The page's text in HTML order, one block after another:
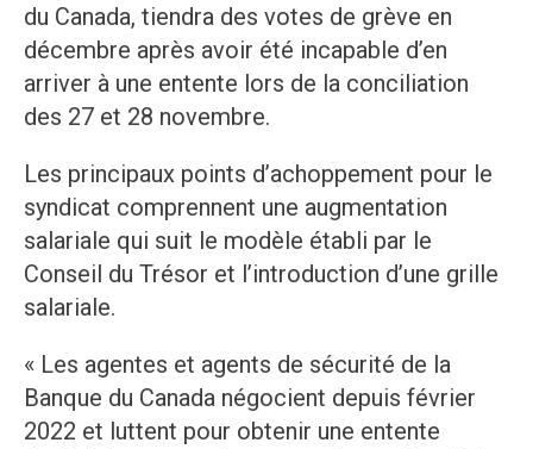
du Canada, tiendra des votes de grève en
décembre après avoir été incapable d’en
arriver à une entente lors de la conciliation
des 27 et 28 novembre.
Les principaux points d’achoppement pour le
syndicat comprennent une augmentation
salariale qui suit le modèle établi par le
Conseil du Trésor et l’introduction d’une grille
salariale.
« Les agentes et agents de sécurité de la
Banque du Canada négocient depuis février
2022 et luttent pour obtenir une entente